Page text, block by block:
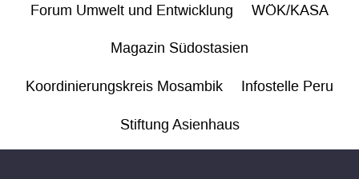
Forum Umwelt und Entwicklung WÖK/KASA
Magazin Südostasien
Koordinierungskreis Mosambik Infostelle Peru
Stiftung Asienhaus